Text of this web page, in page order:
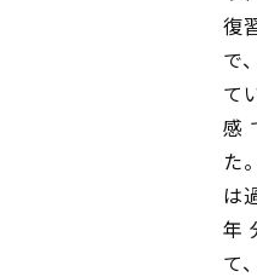
復
で
て
感
た
は
年
て